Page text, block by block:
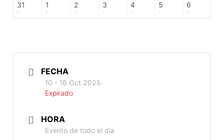
31 1 2 3 4 5 6
FECHA
10 - 16 Oct 2025
Expirado
HORA
Evento de todo el día